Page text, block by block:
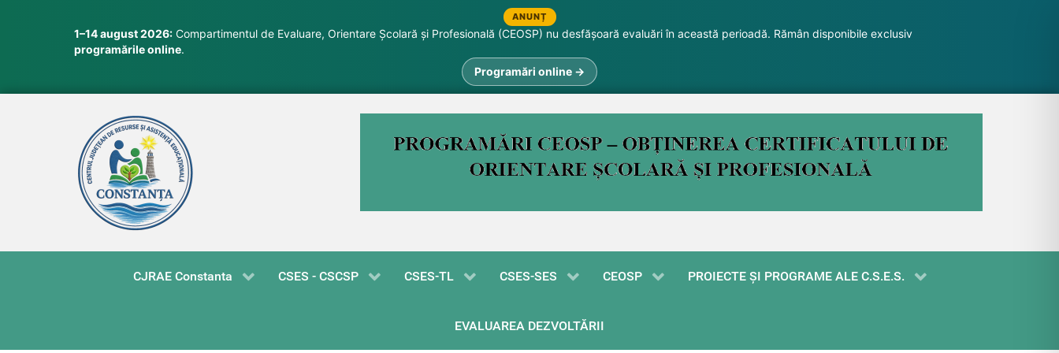
ANUNȚ
1–14 august 2026: Compartimentul de Evaluare, Orientare Școlară și Profesională (CEOSP) nu desfășoară evaluări în această perioadă. Rămân disponibile exclusiv
programările online.
Programări online →
CJRAE Constanta CSES - CSCSP CSES-TL CSES-SES CEOSP PROIECTE ŞI PROGRAME ALE C.S.E.S.
EVALUAREA DEZVOLTĂRII